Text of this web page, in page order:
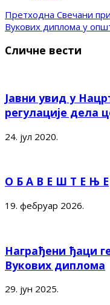
Претходна Свечани
Вукових диплома у
Сличне вести
Јавни увид у
регулације дела
24. јул 2020.
О Б А В Е Ш Т Е Њ Е
19. фебруар 2026.
Награђени ђаци
Вукових диплома
29. јун 2025.